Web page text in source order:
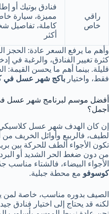
راقي
خاص
فنادق بوتيك أو
مميزة، سيارة
كاملة، تفاصيل
أكثر
وأهم ما يرفع السعر عادة: الحجز
كثرة تغيير الفنادق، والرغبة في
قليلة. بينما أهم ما يحسن القيمة:
فقط، واختيار باكج شهر عسل في
أفضل موسم لبرنامج شهر عسل
أجمل؟
إن كان الهدف شهر عسل
لطيف، فالربيع وأوائل الخريف
تكون الأجواء ألطف للحركة بين
من دون ضغط الحر الشديد أو
الأجواء البيضاء، فالشتاء مناسب
كوسوفو مع محطة جبلية.
الصيف بدوره مناسب، خاصة لمن
لكنه قد يحتاج إلى اختيار فنادق